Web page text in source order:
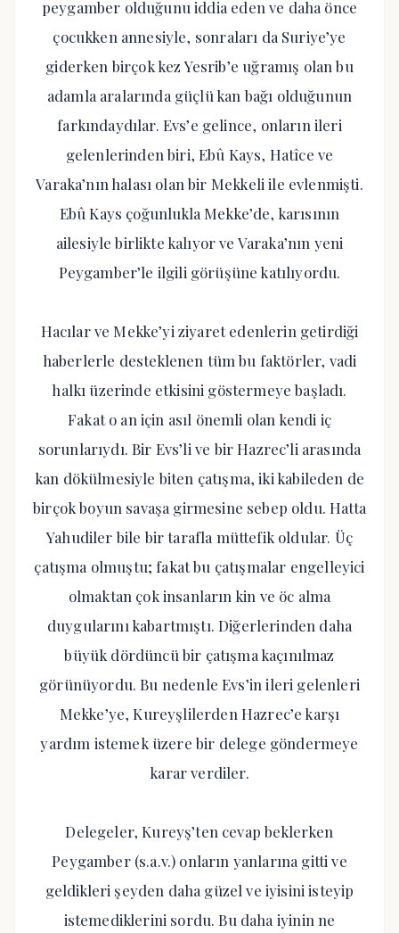
peygamber olduğunu iddia eden ve daha önce
çocukken annesiyle, sonraları da Suriye’ye
giderken birçok kez Yesrib’e uğramış olan bu
adamla aralarında güçlü kan bağı olduğunun
farkındaydılar. Evs’e gelince, onların ileri
gelenlerinden biri, Ebû Kays, Hatîce ve
Varaka’nın halası olan bir Mekkeli ile evlenmişti.
Ebû Kays çoğunlukla Mekke’de, karısının
ailesiyle birlikte kalıyor ve Varaka’nın yeni
Peygamber’le ilgili görüşüne katılıyordu.
Hacılar ve Mekke’yi ziyaret edenlerin getirdiği
haberlerle desteklenen tüm bu faktörler, vadi
halkı üzerinde etkisini göstermeye başladı.
Fakat o an için asıl önemli olan kendi iç
sorunlarıydı. Bir Evs’li ve bir Hazrec’li arasında
kan dökülmesiyle biten çatışma, iki kabileden de
birçok boyun savaşa girmesine sebep oldu. Hatta
Yahudiler bile bir tarafla müttefik oldular. Üç
çatışma olmuştu; fakat bu çatışmalar engelleyici
olmaktan çok insanların kin ve öc alma
duygularını kabartmıştı. Diğerlerinden daha
büyük dördüncü bir çatışma kaçınılmaz
görünüyordu. Bu nedenle Evs’in ileri gelenleri
Mekke’ye, Kureyşlilerden Hazrec’e karşı
yardım istemek üzere bir delege göndermeye
karar verdiler.
Delegeler, Kureyş’ten cevap beklerken
Peygamber (s.a.v.) onların yanlarına gitti ve
geldikleri şeyden daha güzel ve iyisini isteyip
istemediklerini sordu. Bu daha iyinin ne